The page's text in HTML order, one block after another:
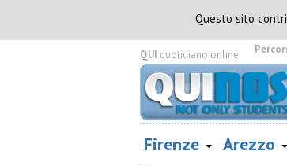
Questo sito
QUI quotidiano online.
Firenze Arezzo